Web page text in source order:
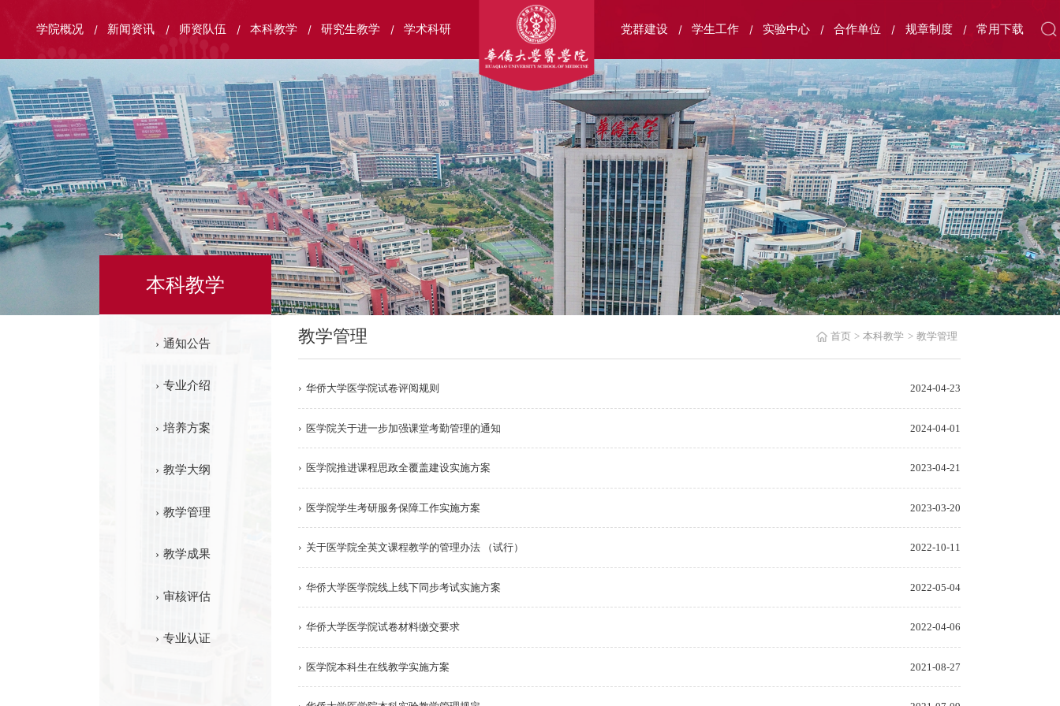
学院概况 新闻资讯 师资队伍 本科教学 研究生教学 学术科研 党群建设 学生工作 实验中心 合作单位 规章制度 常用下载
本科教学
通知公告
专业介绍
培养方案
教学大纲
教学管理
教学成果
审核评估
专业认证
教学管理 首页 > 本科教学 > 教学管理
华侨大学医学院试卷评阅规则 2024-04-23
医学院关于进一步加强课堂考勤管理的通知 2024-04-01
医学院推进课程思政全覆盖建设实施方案 2023-04-21
医学院学生考研服务保障工作实施方案 2023-03-20
关于医学院全英文课程教学的管理办法 （试行） 2022-10-11
华侨大学医学院线上线下同步考试实施方案 2022-05-04
华侨大学医学院试卷材料缴交要求 2022-04-06
医学院本科生在线教学实施方案 2021-08-27